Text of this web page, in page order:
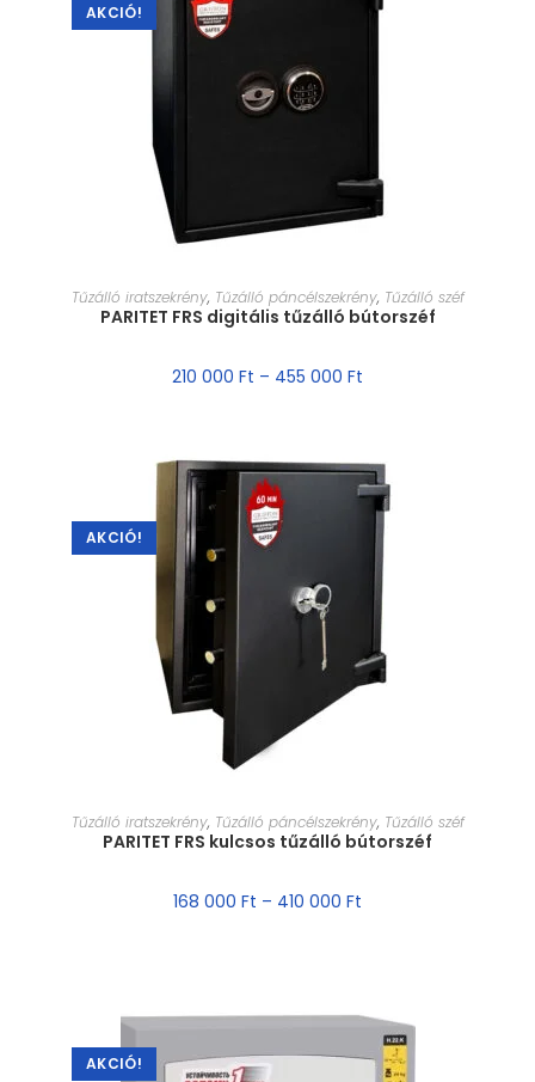
AKCIÓ!
MÉRET VÁLASZTÁSA
Tűzálló iratszekrény, Tűzálló páncélszekrény, Tűzálló széf
PARITET FRS digitális tűzálló bútorszéf
210 000 Ft – 455 000 Ft
AKCIÓ!
MÉRET VÁLASZTÁSA
Tűzálló iratszekrény, Tűzálló páncélszekrény, Tűzálló széf
PARITET FRS kulcsos tűzálló bútorszéf
168 000 Ft – 410 000 Ft
AKCIÓ!